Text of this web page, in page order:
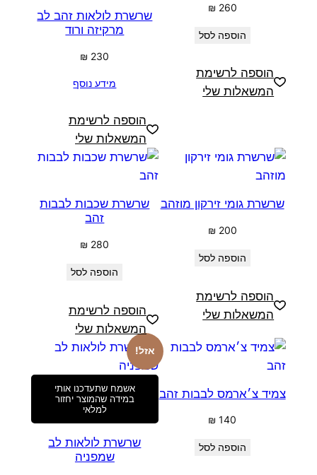
₪ 260
הוספה לסל
הוספה לרשימת
המשאלות שלי
שרשרת לולאות זהב לב
מרקיזה ורוד
₪ 230
מידע נוסף
הוספה לרשימת
המשאלות שלי
שרשרת גומי זירקון מוזהב
₪ 200
הוספה לסל
הוספה לרשימת
המשאלות שלי
שרשרת שכבות לבבות
זהב
₪ 280
הוספה לסל
הוספה לרשימת
המשאלות שלי
צמיד צ׳ארמס לבבות זהב
₪ 140
הוספה לסל
אזל!
אשמח שתעדכנו אותי
במידה שהמוצר יחזור
למלאי
שרשרת לולאות לב
שמפניה